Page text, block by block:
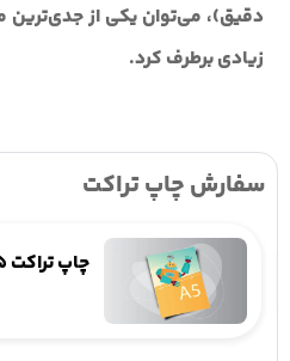
دقیق)، می‌توان یکی از جدی‌ترین
زیادی برطرف کرد.
سفارش چاپ تراکت
چاپ تراکت A5